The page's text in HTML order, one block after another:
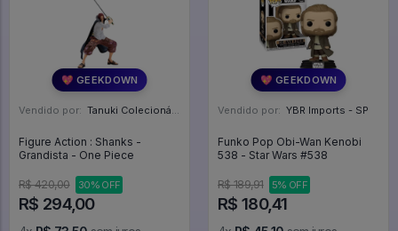
💖 GEEKDOWN
Vendido por: Tanuki Colecionáveis - SP
Figure Action : Shanks -
Grandista - One Piece
R$ 420,00 30% OFF
R$ 294,00
💖 GEEKDOWN
Vendido por: YBR Imports - SP
Funko Pop Obi-Wan Kenobi
538 - Star Wars #538
R$ 189,91 5% OFF
R$ 180,41